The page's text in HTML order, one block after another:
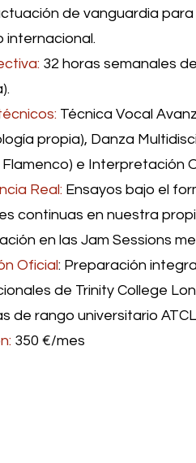
de vanguardia
internacional.
32 horas semanales
Técnica Vocal
propia), Danza
Flamenco) e Interpretación
Real: Ensayos bajo el
continuas en nuestra
en las Jam Sessions
Oficial: Preparación
de Trinity College
de rango universitario
350 €/mes